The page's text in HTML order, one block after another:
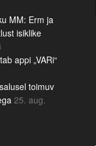
MM: Erm ja
isiklike
appi „VARi“
toimuv
25. aug.